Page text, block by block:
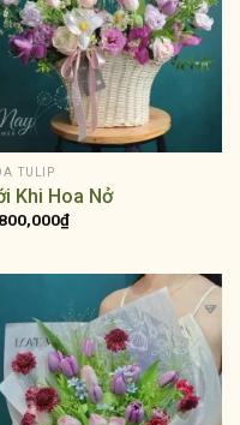
TULIP
Khi Hoa Nở
₫